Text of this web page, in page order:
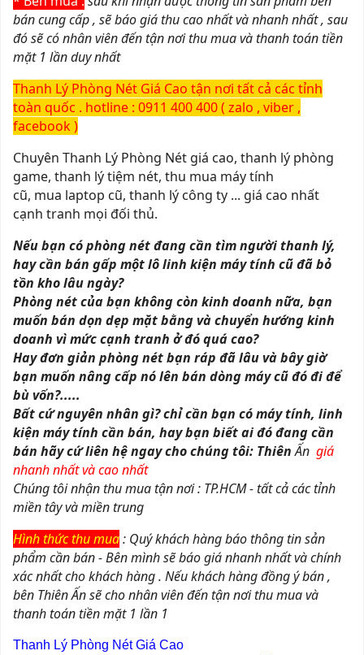
bán cung cấp , sẽ báo giá thu cao nhất và nhanh nhất , sau
đó sẽ có nhân viên đến tận nơi thu mua và thanh toán tiền
mặt 1 lần duy nhất
Thanh Lý Phòng Nét Giá Cao tận nơi tất cả các tỉnh
toàn quốc . hotline : 0911 400 400 ( zalo , viber ,
facebook )
Chuyên Thanh Lý Phòng Nét giá cao, thanh lý phòng
game, thanh lý tiệm nét, thu mua máy tính
cũ, mua laptop cũ, thanh lý công ty ... giá cao nhất
cạnh tranh mọi đối thủ.
Nếu bạn có phòng nét đang cần tìm người thanh lý,
hay cần bán gấp một lô linh kiện máy tính cũ đã bỏ
tồn kho lâu ngày?
Phòng nét của bạn không còn kinh doanh nữa, bạn
muốn bán dọn dẹp mặt bằng và chuyển hướng kinh
doanh vì mức cạnh tranh ở đó quá cao?
Hay đơn giản phòng nét bạn ráp đã lâu và bây giờ
bạn muốn nâng cấp nó lên bán dòng máy cũ đó đi để
bù vốn?.....
Bất cứ nguyên nhân gì? chỉ cần bạn có máy tính, linh
kiện máy tính cần bán, hay bạn biết ai đó đang cần
bán hãy cứ liên hệ ngay cho chúng tôi: ThiênẤn giá
nhanh nhất và cao nhất
Chúng tôi nhận thu mua tận nơi : TP.HCM - tất cả các tỉnh
miền tây và miền trung
Hình thức thu mua: Quý khách hàng báo thông tin sản
phẩm cần bán - Bên mình sẽ báo giá nhanh nhất và chính
xác nhất cho khách hàng . Nếu khách hàng đồng ý bán ,
bên Thiên Ấn sẽ cho nhân viên đến tận nơi thu mua và
thanh toán tiền mặt 1 lần 1
Thanh Lý Phòng Nét Giá Cao